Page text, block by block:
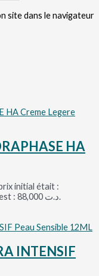
site dans le navigateur
HA
initial était :
Le prix actuel est : د.ت 88,000.
INTENSIF